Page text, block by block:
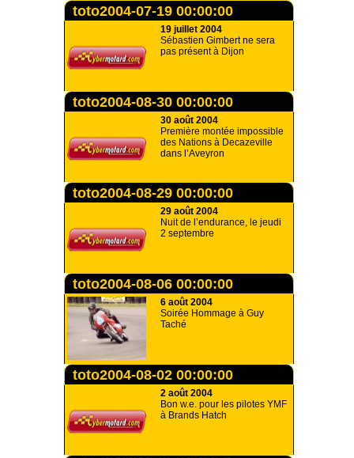
toto2004-07-19 00:00:00
19 juillet 2004
Sébastien Gimbert ne sera
pas présent à Dijon
toto2004-08-30 00:00:00
30 août 2004
Première montée impossible
des Nations à Decazeville
dans l’Aveyron
toto2004-08-29 00:00:00
29 août 2004
Nuit de l’endurance, le jeudi
2 septembre
toto2004-08-06 00:00:00
6 août 2004
Soirée Hommage à Guy
Taché
toto2004-08-02 00:00:00
2 août 2004
Bon w.e. pour les pilotes YMF
à Brands Hatch